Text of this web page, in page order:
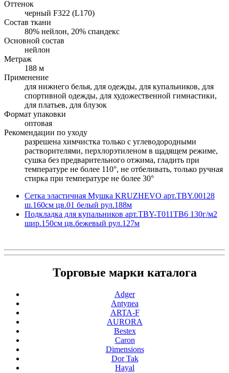
Оттенок
черный F322 (L170)
Состав ткани
80% нейлон, 20% спандекс
Основной состав
нейлон
Метраж
188 м
Применение
для нижнего белья, для одежды, для купальников, для
спортивной одежды, для художественной гимнастики,
для платьев, для блузок
Формат упаковки
оптовая
Рекомендации по уходу
разрешена химчистка только с углеводородными
растворителями, перхлорэтиленом в щадящем режиме,
cушка без предварительного отжима, гладить при
температуре не более 110°, не отбеливать, только ручная
стирка при температуре не более 30°
Сетка эластичная Мушка KRUZHEVO арт.TBY.00128
ш.160см цв.01 белый рул.188м
Подкладка для купальников арт.TBY-T011TB6 130г/м2
шир.150см цв.бежевый рул.127м
Торговые марки каталога
Adger
Antynea
ARTA-F
AURORA
Bestex
Caron
Dimensions
Dor Tak
Hayal